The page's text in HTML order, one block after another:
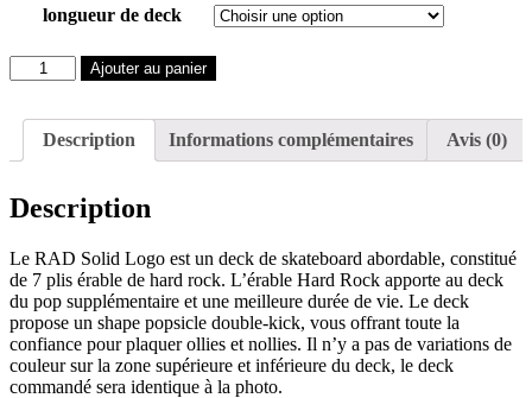
longueur de deck
quantité
de
Solid
Logo
Skate
Noir/Rouge)
Ajouter au panier
Description Informations complémentaires Avis (0)
Description
Le RAD Solid Logo est un deck de skateboard abordable, constitué
de 7 plis érable de hard rock. L’érable Hard Rock apporte au deck
du pop supplémentaire et une meilleure durée de vie. Le deck
propose un shape popsicle double-kick, vous offrant toute la
confiance pour plaquer ollies et nollies. Il n’y a pas de variations de
couleur sur la zone supérieure et inférieure du deck, le deck
commandé sera identique à la photo.